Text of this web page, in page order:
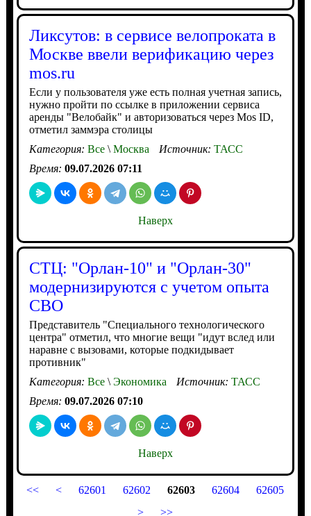
Ликсутов: в сервисе велопроката в
Москве ввели верификацию через
mos.ru
Если у пользователя уже есть полная учетная запись,
нужно пройти по ссылке в приложении сервиса
аренды "Велобайк" и авторизоваться через Mos ID,
отметил заммэра столицы
Категория: Все\Москва Источник: ТАСС
Время: 09.07.2026 07:11
Наверх
СТЦ: "Орлан-10" и "Орлан-30"
модернизируются с учетом опыта
СВО
Представитель "Специального технологического
центра" отметил, что многие вещи "идут вслед или
наравне с вызовами, которые подкидывает
противник"
Категория: Все\Экономика Источник: ТАСС
Время: 09.07.2026 07:10
Наверх
<< < 62601 62602 62603 62604
62605
>
>>